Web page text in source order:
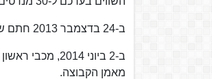
ב-24 בדצמבר 2013 חתם שרף עד לתום העונה במכבי ראשון לציון עם אופציה להמשיך לעונה נוספת בקבוצה.
ב-2 ביוני
מאמן הקבוצה.